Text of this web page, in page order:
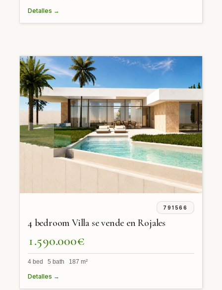
Detalles →
791566
4 bedroom Villa se vende en Rojales
1.590.000€
4 bed 5 bath 187 m²
Detalles →